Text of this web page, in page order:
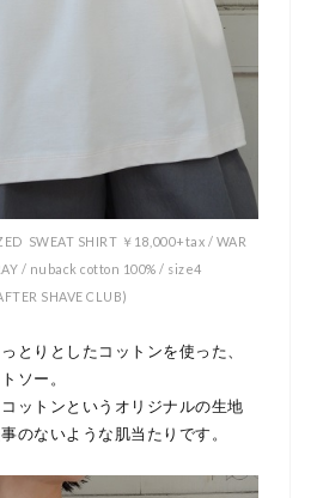
SWEAT SHIRT ￥18,000+tax / WAR
/ nuback cotton 100% / size4
SHAVE CLUB)
とりとしたコットンを使った、
ソー。
ットンというオリジナルの生地
のないような肌当たりです。